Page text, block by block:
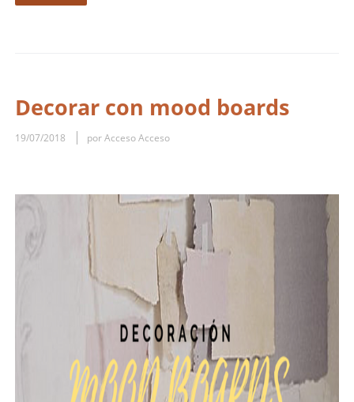
Decorar con mood boards
19/07/2018 por Acceso Acceso